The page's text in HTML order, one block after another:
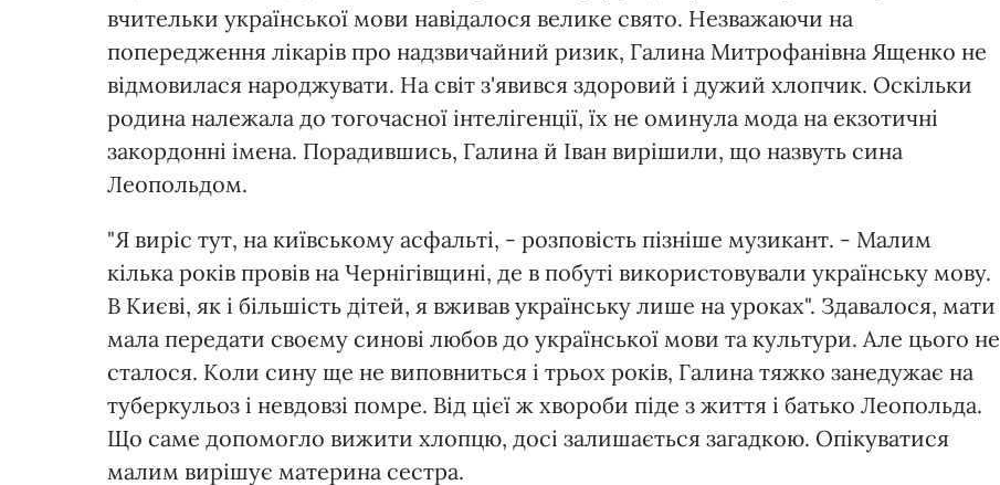
вчительки української мови навідалося велике свято. Незважаючи на
попередження лікарів про надзвичайний ризик, Галина Митрофанівна Ященко не
відмовилася народжувати. На світ з'явився здоровий і дужий хлопчик. Оскільки
родина належала до тогочасної інтелігенції, їх не оминула мода на екзотичні
закордонні імена. Порадившись, Галина й Іван вирішили, що назвуть сина
Леопольдом.
"Я виріс тут, на київському асфальті, - розповість пізніше музикант. - Малим
кілька років провів на Чернігівщині, де в побуті використовували українську мову.
В Києві, як і більшість дітей, я вживав українську лише на уроках". Здавалося, мати
мала передати своєму синові любов до української мови та культури. Але цього не
сталося. Коли сину ще не виповниться і трьох років, Галина тяжко занедужає на
туберкульоз і невдовзі помре. Від цієї ж хвороби піде з життя і батько Леопольда.
Що саме допомогло вижити хлопцю, досі залишається загадкою. Опікуватися
малим вирішує материна сестра.